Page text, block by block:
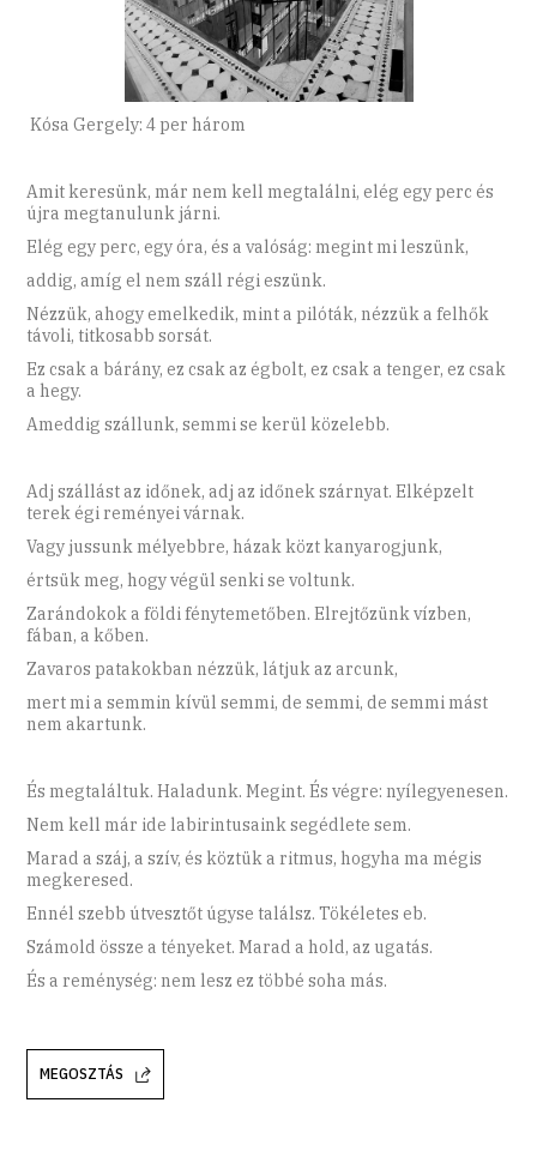
Kósa Gergely: 4 per három
Amit keresünk, már nem kell megtalálni, elég egy perc és
újra megtanulunk járni.
Elég egy perc, egy óra, és a valóság: megint mi leszünk,
addig, amíg el nem száll régi eszünk.
Nézzük, ahogy emelkedik, mint a pilóták, nézzük a felhők
távoli, titkosabb sorsát.
Ez csak a bárány, ez csak az égbolt, ez csak a tenger, ez csak
a hegy.
Ameddig szállunk, semmi se kerül közelebb.
Adj szállást az időnek, adj az időnek szárnyat. Elképzelt
terek égi reményei várnak.
Vagy jussunk mélyebbre, házak közt kanyarogjunk,
értsük meg, hogy végül senki se voltunk.
Zarándokok a földi fénytemetőben. Elrejtőzünk vízben,
fában, a kőben.
Zavaros patakokban nézzük, látjuk az arcunk,
mert mi a semmin kívül semmi, de semmi, de semmi mást
nem akartunk.
És megtaláltuk. Haladunk. Megint. És végre: nyílegyenesen.
Nem kell már ide labirintusaink segédlete sem.
Marad a száj, a szív, és köztük a ritmus, hogyha ma mégis
megkeresed.
Ennél szebb útvesztőt úgyse találsz. Tökéletes eb.
Számold össze a tényeket. Marad a hold, az ugatás.
És a reménység: nem lesz ez többé soha más.
MEGOSZTÁS